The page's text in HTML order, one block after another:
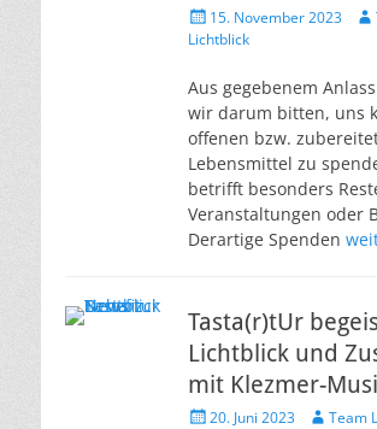
Veröffentlicht
am
15. November 2023
Lichtblick
Aus gegebenem
wir darum bitten, uns
offenen bzw.
Lebensmittel zu
betrifft besonders
Veranstaltungen oder
Derartige Spenden
Tasta(r)tUr
Lichtblick und
mit Klezmer-
Veröffentlicht
20. Juni 2023 AutorTeam